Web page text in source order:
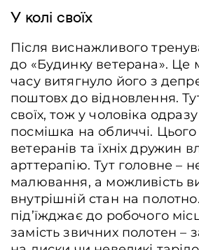
Ветеран Іван Недобрик наливає гарячу воду
Україна, 16 січня 2026 року. Артем Деркачов /
У колі своїх
Після виснажливого
до «Будинку ветерана». Це
часу витягнуло його з
поштовх до відновлення.
своїх, тож у чоловіка одразу
посмішка на обличчі.
ветеранів та їхніх дружин
арттерапію. Тут головне –
малювання, а можливість
внутрішній стан на
під’їжджає до робочого
замість звичних полотен –